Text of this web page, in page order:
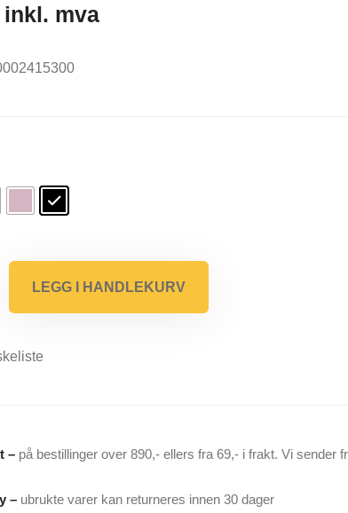
inkl. mva
LEGG I HANDLEKURV
– på bestillinger over 890,- ellers fra 69,- i frakt. Vi sender
– ubrukte varer kan returneres innen 30 dager